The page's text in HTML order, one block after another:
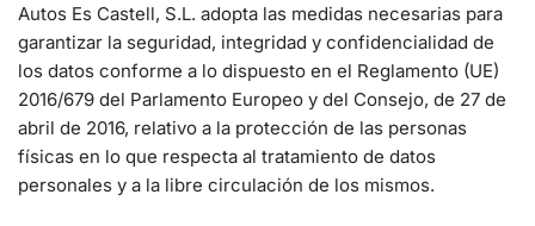
Autos Es Castell, S.L. adopta las medidas necesarias para
garantizar la seguridad, integridad y confidencialidad de
los datos conforme a lo dispuesto en el Reglamento (UE)
2016/679 del Parlamento Europeo y del Consejo, de 27 de
abril de 2016, relativo a la protección de las personas
físicas en lo que respecta al tratamiento de datos
personales y a la libre circulación de los mismos.